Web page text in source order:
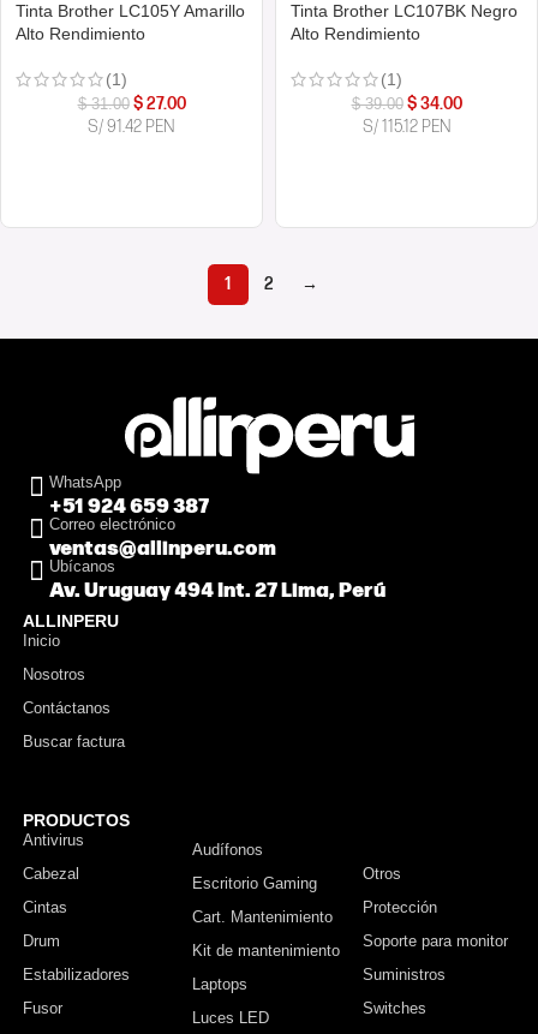
Tinta Brother LC105Y Amarillo
Alto Rendimiento
(1)
$31.00 $27.00
S/ 91.42 PEN
Tinta Brother LC107BK Negro
Alto Rendimiento
(1)
$39.00 $34.00
S/ 115.12 PEN
1 2 →
WhatsApp
+51 924 659 387
Correo electrónico
ventas@allinperu.com
Ubícanos
Av. Uruguay 494 Int. 27 Lima, Perú
ALLINPERU
Inicio
Nosotros
Contáctanos
Buscar factura
PRODUCTOS
Antivirus
Cabezal
Cintas
Drum
Estabilizadores
Fusor
Audífonos
Escritorio Gaming
Cart. Mantenimiento
Kit de mantenimiento
Laptops
Luces LED
Otros
Protección
Soporte para monitor
Suministros
Switches